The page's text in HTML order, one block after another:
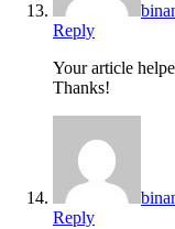
Reply
Your article
Thanks!
Reply